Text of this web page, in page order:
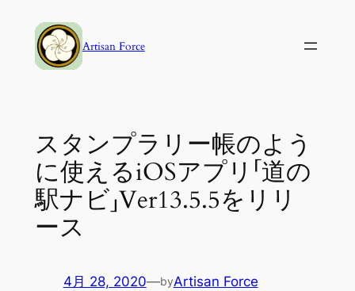
Artisan Force
スタンプラリー帳のよう
に使えるiOSアプリ「道の
駅ナビ」Ver13.5.5をリリ
ース
4月 28, 2020—byArtisan Force